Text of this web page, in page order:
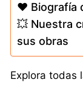
❤️ Biografía
💥 Nuestra
sus obras
Explora todas